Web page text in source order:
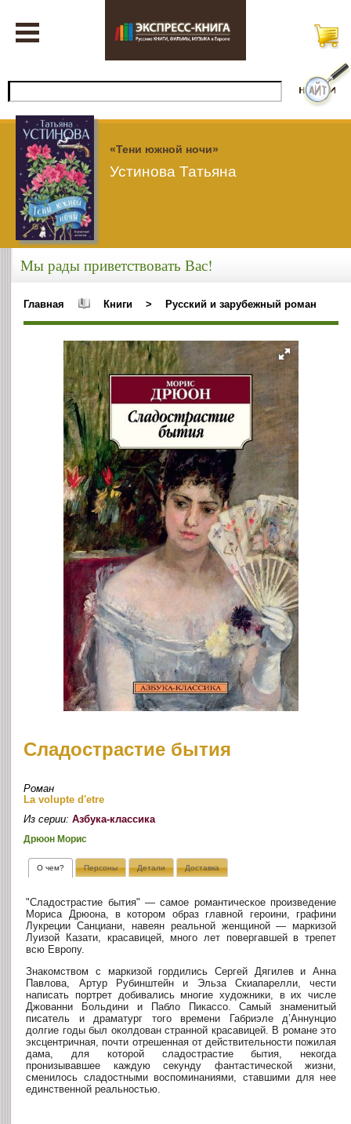
«Тени южной ночи»
Устинова Татьяна
Мы рады приветствовать Вас!
Главная Книги > Русский и зарубежный роман
Сладострастие бытия
Роман
La volupte d'etre
Из серии:Азбука-классика
Дрюон Морис
О чем? Персоны Детали Доставка
"Сладострастие бытия" — самое романтическое произведение
Мориса Дрюона, в котором образ главной героини, графини
Лукреции Санциани, навеян реальной женщиной — маркизой
Луизой Казати, красавицей, много лет повергавшей в трепет
всю Европу.
Знакомством с маркизой гордились Сергей Дягилев и Анна
Павлова, Артур Рубинштейн и Эльза Скиапарелли, чести
написать портрет добивались многие художники, в их числе
Джованни Больдини и Пабло Пикассо. Самый знаменитый
писатель и драматург того времени Габриэле д’Аннунцио
долгие годы был околдован странной красавицей. В романе это
эксцентричная, почти отрешенная от действительности пожилая
дама, для которой сладострастие бытия, некогда
пронизывавшее каждую секунду фантастической жизни,
сменилось сладостными воспоминаниями, ставшими для нее
единственной реальностью.